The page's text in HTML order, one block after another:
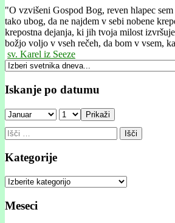
"O vzvišeni Gospod Bog, reven hlapec
tako ubog, da ne najdem v sebi nobene
krepostna dejanja, ki jih tvoja milost
božjo voljo v vseh rečeh, da bom v vsem,
sv. Karel iz Seeze
Iskanje po datumu
Prikaži
Išči:
Kategorije
Kategorije
Meseci